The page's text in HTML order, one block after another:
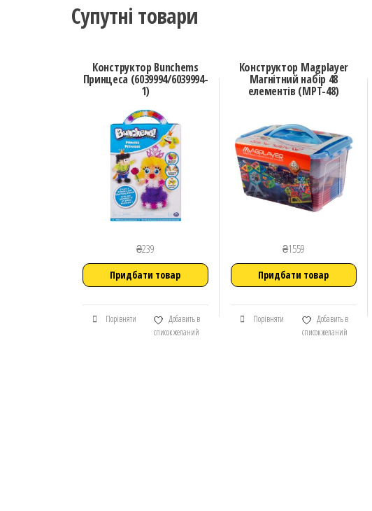
Супутні товари
Конструктор Bunchems
Принцеса (6039994/6039994-
1)
₴239
Придбати товар
Порівняти
Добавить в
список желаний
Конструктор Magplayer
Магнітний набір 48
елементів (MPT-48)
₴1559
Придбати товар
Порівняти
Добавить в
список желаний